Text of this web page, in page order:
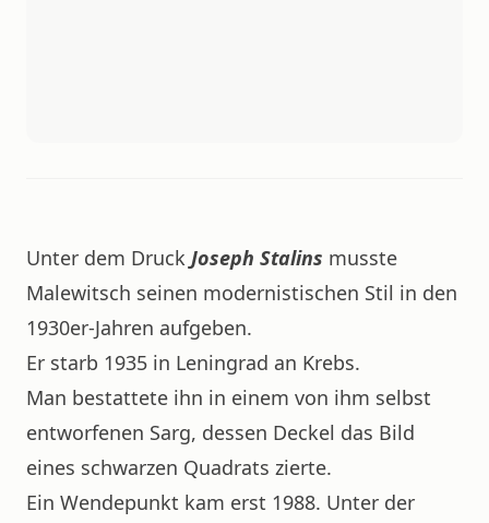
Unter dem Druck Joseph Stalins musste
Malewitsch seinen modernistischen Stil in den
1930er-Jahren aufgeben.
Er starb 1935 in Leningrad an Krebs.
Man bestattete ihn in einem von ihm selbst
entworfenen Sarg, dessen Deckel das Bild
eines schwarzen Quadrats zierte.
Ein Wendepunkt kam erst 1988. Unter der